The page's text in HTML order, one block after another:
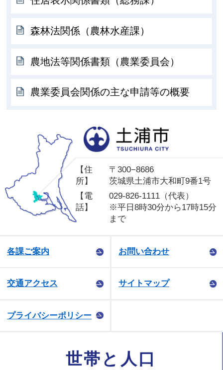
森林法関係（農林水産課）
農地法等関係書類（農業委員会）
農業委員会関係の主な申請等の概要
【住
所】
〒300−8686
茨城県土浦市大和町9番1号
【電
話】
029-826-1111（代表）
※平日8時30分から17時15分
まで
各課ご案内 お問い合わせ
交通アクセス サイトマップ
プライバシーポリシー